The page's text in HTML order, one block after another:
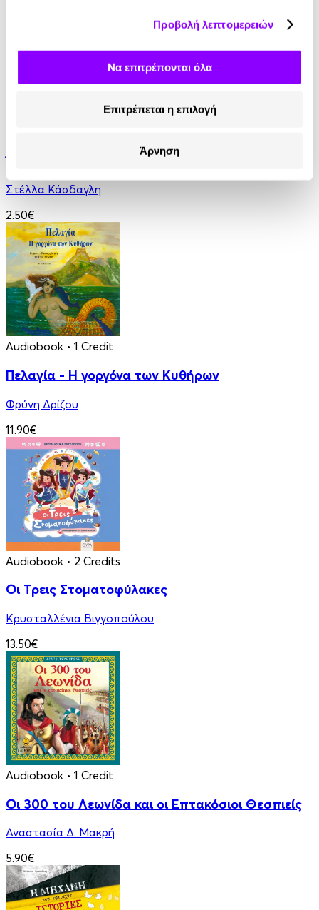
Προβολή λεπτομερειών
Να επιτρέπονται όλα
Επιτρέπεται η επιλογή
Άρνηση
Άντα Λαβλέις. Η πρώτη προγραμματίστρια
Στέλλα Κάσδαγλη
2.50€
Audiobook • 1 Credit
Πελαγία - Η γοργόνα των Κυθήρων
Φρύνη Δρίζου
11.90€
Audiobook • 2 Credits
Οι Τρεις Στοματοφύλακες
Κρυσταλλένια Βιγγοπούλου
13.50€
Audiobook • 1 Credit
Οι 300 του Λεωνίδα και οι Eπτακόσιοι Θεσπιείς
Αναστασία Δ. Μακρή
5.90€